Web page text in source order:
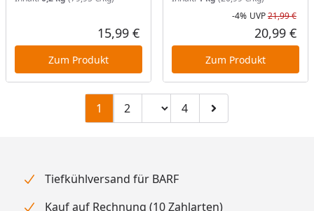
Aktueller Preis
15,99 €
Zum Produkt
-4% UVP21,99 €
20,99 €
Zum Produkt
1 Zu Seite 2
2 Seitenzahl ändern
Zu Seite 4
4 Zur nächsten Seite
Tiefkühlversand für BARF
Kauf auf Rechnung (10 Zahlarten)